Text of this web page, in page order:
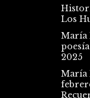
Los
María
2025
María